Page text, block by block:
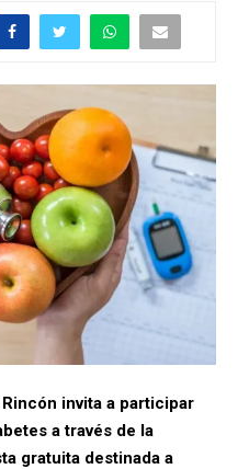
invita a participar
a través de la
gratuita destinada a